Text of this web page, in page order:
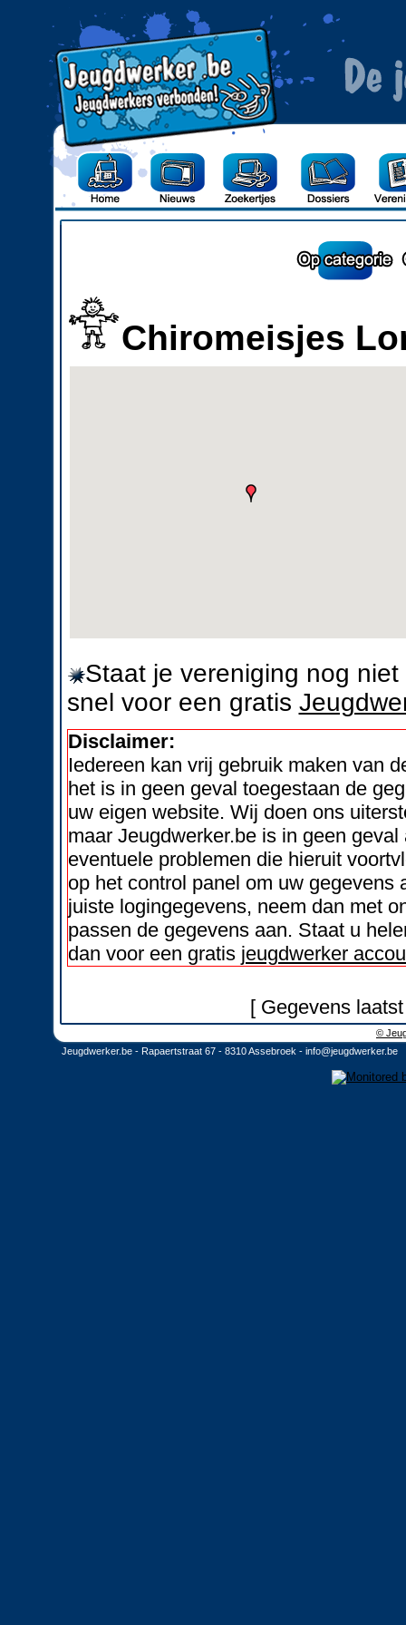
Chiromeisjes
Staat je vereniging nog
snel voor een gratis
Disclaimer:
Iedereen kan vrij gebruik maken van
het is in geen geval toegestaan de
uw eigen website. Wij doen ons
maar Jeugdwerker.be is in geen
eventuele problemen die hieruit
op het control panel om uw
juiste logingegevens, neem dan met
passen de gegevens aan. Staat u
dan voor een gratis jeugdwerker
[ Gegevens
©
Jeugdwerker.be - Rapaertstraat 67 - 8310 Assebroek - info@jeugdwerker.be